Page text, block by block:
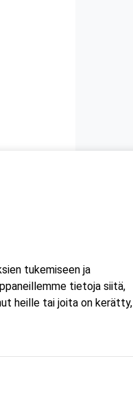
tukemiseen ja
tietoja siitä,
heille tai joita on kerätty,